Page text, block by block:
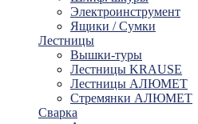
Электроинструмент
Ящики / Сумки
Лестницы
Вышки-туры
Лестницы KRAUSE
Лестницы АЛЮМЕТ
Стремянки АЛЮМЕТ
Сварка